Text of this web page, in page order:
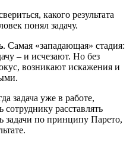
какого результата
понял задачу.
. Самая «западающая» стадия:
– и исчезают. Но без
возникают искажения и
задача уже в работе,
расставлять
задачи по принципу Парето,